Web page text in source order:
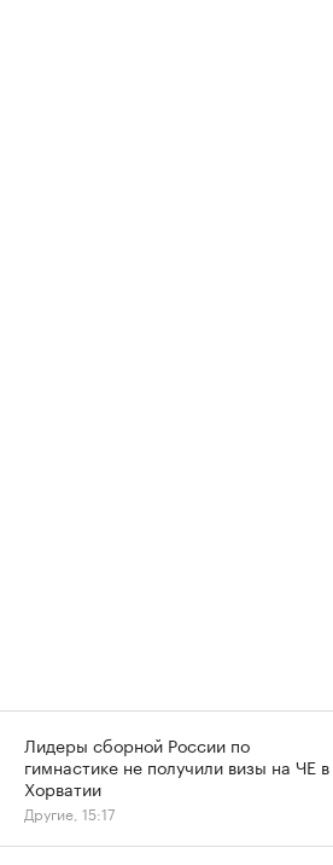
Лидеры сборной России по
гимнастике не получили визы на ЧЕ в
Хорватии
Другие, 15:17